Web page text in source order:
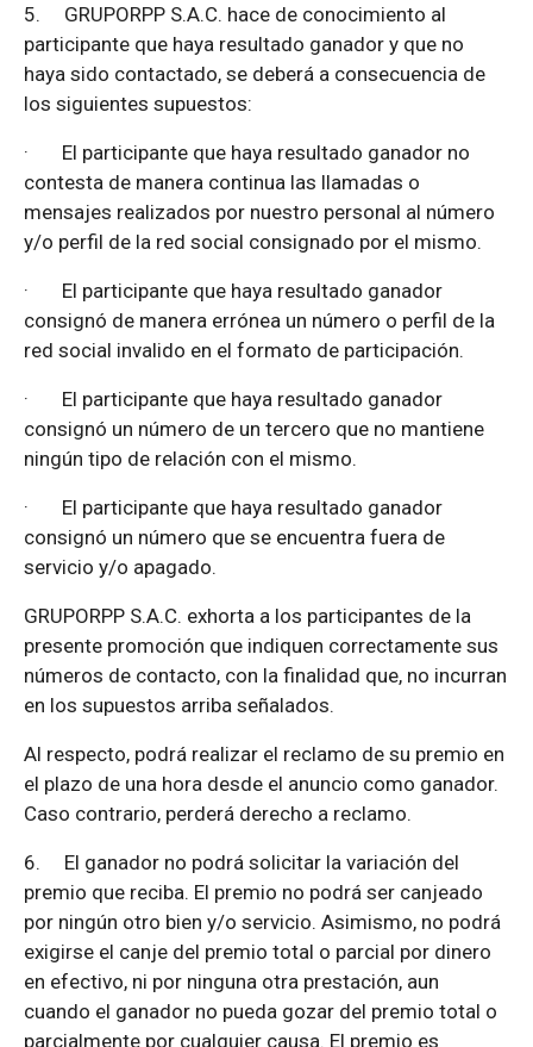
5. GRUPORPP S.A.C. hace de conocimiento al
participante que haya resultado ganador y que no
haya sido contactado, se deberá a consecuencia de
los siguientes supuestos:
· El participante que haya resultado ganador no
contesta de manera continua las llamadas o
mensajes realizados por nuestro personal al número
y/o perfil de la red social consignado por el mismo.
· El participante que haya resultado ganador
consignó de manera errónea un número o perfil de la
red social invalido en el formato de participación.
· El participante que haya resultado ganador
consignó un número de un tercero que no mantiene
ningún tipo de relación con el mismo.
· El participante que haya resultado ganador
consignó un número que se encuentra fuera de
servicio y/o apagado.
GRUPORPP S.A.C. exhorta a los participantes de la
presente promoción que indiquen correctamente sus
números de contacto, con la finalidad que, no incurran
en los supuestos arriba señalados.
Al respecto, podrá realizar el reclamo de su premio en
el plazo de una hora desde el anuncio como ganador.
Caso contrario, perderá derecho a reclamo.
6. El ganador no podrá solicitar la variación del
premio que reciba. El premio no podrá ser canjeado
por ningún otro bien y/o servicio. Asimismo, no podrá
exigirse el canje del premio total o parcial por dinero
en efectivo, ni por ninguna otra prestación, aun
cuando el ganador no pueda gozar del premio total o
parcialmente por cualquier causa. El premio es